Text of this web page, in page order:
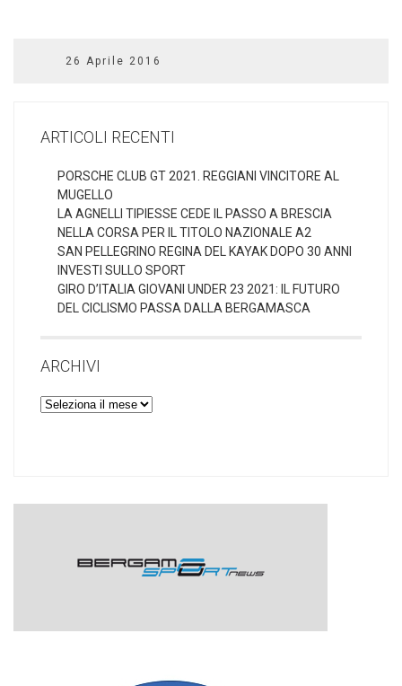
26 Aprile 2016
ARTICOLI RECENTI
PORSCHE CLUB GT 2021. REGGIANI VINCITORE AL
MUGELLO
LA AGNELLI TIPIESSE CEDE IL PASSO A BRESCIA
NELLA CORSA PER IL TITOLO NAZIONALE A2
SAN PELLEGRINO REGINA DEL KAYAK DOPO 30 ANNI
INVESTI SULLO SPORT
GIRO D’ITALIA GIOVANI UNDER 23 2021: IL FUTURO
DEL CICLISMO PASSA DALLA BERGAMASCA
ARCHIVI
Archivi